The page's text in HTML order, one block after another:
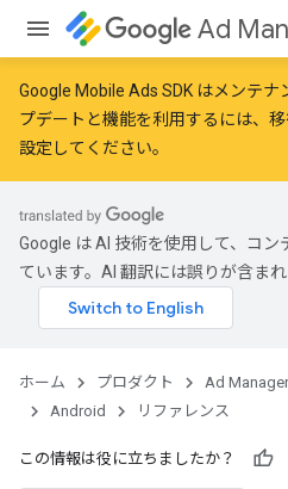
Ad
Google Mobile Ads SDK はメンテ
プデートと機能を利用するには、
設定 してください。
Google は AI 技術を使用して、コ
ています。AI 翻訳には誤りが含まれ
ホーム プロダクト Ad Manager
Android
リファレンス
この情報は役に立ちましたか？